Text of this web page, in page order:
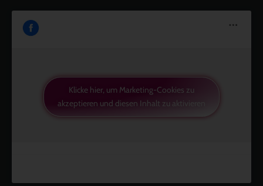
Klicke hier, um Marketing-Cookies zu
akzeptieren und diesen Inhalt zu aktivieren